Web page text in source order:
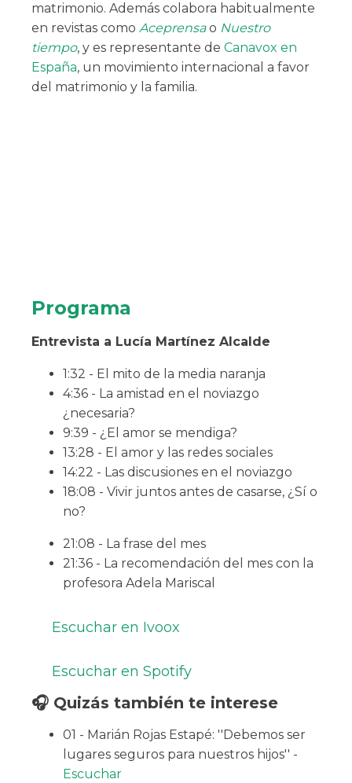
matrimonio. Además colabora habitualmente
en revistas como Aceprensao Nuestro
tiempo, y es representante de Canavox en
España, un movimiento internacional a favor
del matrimonio y la familia.
Programa
Entrevista a Lucía Martínez Alcalde
1:32 - El mito de la media naranja
4:36 - La amistad en el noviazgo
¿necesaria?
9:39 - ¿El amor se mendiga?
13:28 - El amor y las redes sociales
14:22 - Las discusiones en el noviazgo
18:08 - Vivir juntos antes de casarse, ¿Sí o
no?
21:08 - La frase del mes
21:36 - La recomendación del mes con la
profesora Adela Mariscal
Escuchar en Ivoox
Escuchar en Spotify
🎧 Quizás también te interese
01 - Marián Rojas Estapé: ''Debemos ser
lugares seguros para nuestros hijos'' -
Escuchar